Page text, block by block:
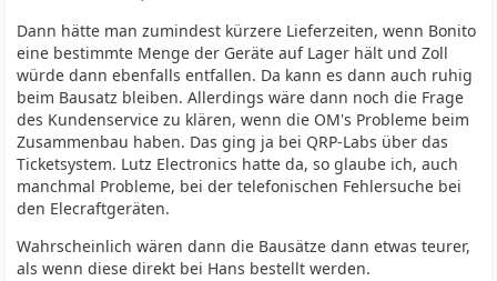
Dann hätte man zumindest kürzere Lieferzeiten, wenn Bonito
eine bestimmte Menge der Geräte auf Lager hält und Zoll
würde dann ebenfalls entfallen. Da kann es dann auch ruhig
beim Bausatz bleiben. Allerdings wäre dann noch die Frage
des Kundenservice zu klären, wenn die OM's Probleme beim
Zusammenbau haben. Das ging ja bei QRP-Labs über das
Ticketsystem. Lutz Electronics hatte da, so glaube ich, auch
manchmal Probleme, bei der telefonischen Fehlersuche bei
den Elecraftgeräten.
Wahrscheinlich wären dann die Bausätze dann etwas teurer,
als wenn diese direkt bei Hans bestellt werden.